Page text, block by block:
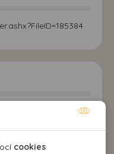
cookiesstránka